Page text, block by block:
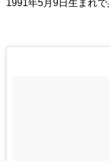
1991年5月9日生まれで